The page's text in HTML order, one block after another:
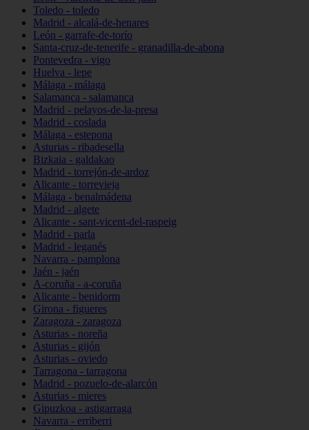
Toledo - toledo
Madrid - alcalá-de-henares
León - garrafe-de-torío
Santa-cruz-de-tenerife - granadilla-de-abona
Pontevedra - vigo
Huelva - lepe
Málaga - málaga
Salamanca - salamanca
Madrid - pelayos-de-la-presa
Madrid - coslada
Málaga - estepona
Asturias - ribadesella
Bizkaia - galdakao
Madrid - torrejón-de-ardoz
Alicante - torrevieja
Málaga - benalmádena
Madrid - algete
Alicante - sant-vicent-del-raspeig
Madrid - parla
Madrid - leganés
Navarra - pamplona
Jaén - jaén
A-coruña - a-coruña
Alicante - benidorm
Girona - figueres
Zaragoza - zaragoza
Asturias - noreña
Asturias - gijón
Asturias - oviedo
Tarragona - tarragona
Madrid - pozuelo-de-alarcón
Asturias - mieres
Gipuzkoa - astigarraga
Navarra - erriberri